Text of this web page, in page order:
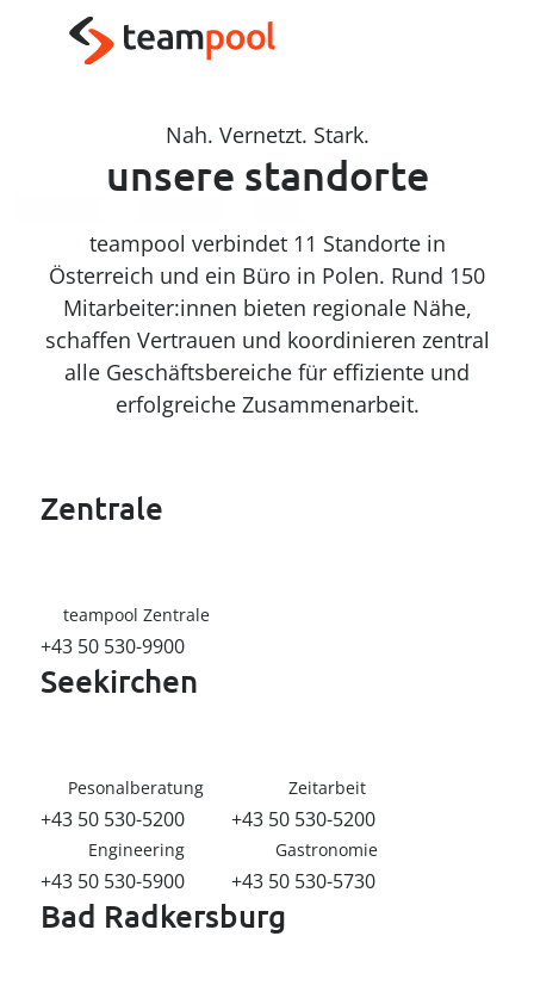
----
----
----
Nah. Vernetzt. Stark.
unsere standorte
teampool verbindet 11 Standorte in
Österreich und ein Büro in Polen. Rund 150
Mitarbeiter:innen bieten regionale Nähe,
schaffen Vertrauen und koordinieren zentral
alle Geschäftsbereiche für effiziente und
erfolgreiche Zusammenarbeit.
Zentrale
teampool Zentrale
+43 50 530-9900
Seekirchen
Pesonalberatung
+43 50 530-5200
Zeitarbeit
+43 50 530-5200
Engineering
+43 50 530-5900
Gastronomie
+43 50 530-5730
Bad Radkersburg